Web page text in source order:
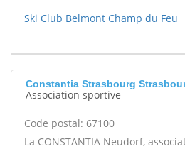
Ski Club Belmont Champ du Feu
Constantia Strasbourg
Association sportive
Code postal: 67100
La CONSTANTIA Neudorf,